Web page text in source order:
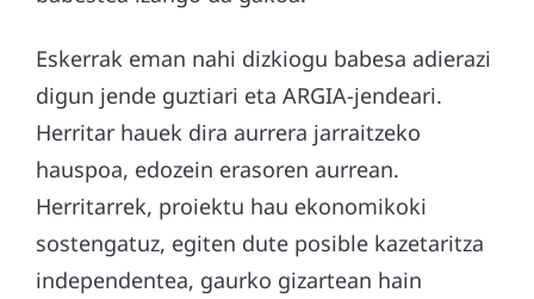
Eskerrak eman nahi dizkiogu babesa adierazi
digun jende guztiari eta ARGIA-jendeari.
Herritar hauek dira aurrera jarraitzeko
hauspoa, edozein erasoren aurrean.
Herritarrek, proiektu hau ekonomikoki
sostengatuz, egiten dute posible kazetaritza
independentea, gaurko gizartean hain